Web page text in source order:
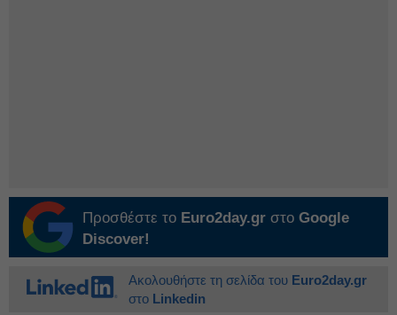
Προσθέστε το Euro2day.gr στο Google
Discover!
Ακολουθήστε τη σελίδα του Euro2day.gr
στο Linkedin